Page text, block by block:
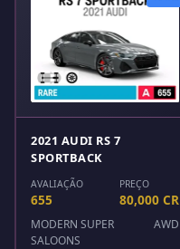
2021 AUDI RS 7
SPORTBACK
AVALIAÇÃO
655
PREÇO
80,000 CR
MODERN SUPER
SALOONS
AWD